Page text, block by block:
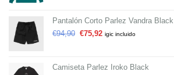
Pantalón Corto Parlez Vandra Black
€94,90 €75,92 igic incluido
Camiseta Parlez Iroko Black